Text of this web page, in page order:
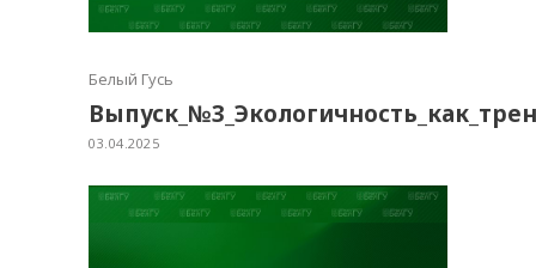
Белый Гусь
03.04.2025